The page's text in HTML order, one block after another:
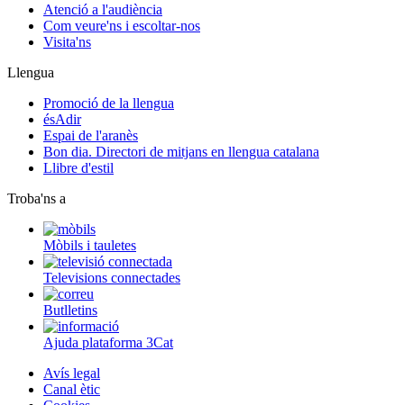
Atenció a l'audiència
Com veure'ns i escoltar-nos
Visita'ns
Llengua
Promoció de la llengua
ésAdir
Espai de l'aranès
Bon dia. Directori de mitjans en llengua catalana
Llibre d'estil
Troba'ns a
Mòbils i tauletes
Televisions connectades
Butlletins
Ajuda plataforma 3Cat
Avís legal
Canal ètic